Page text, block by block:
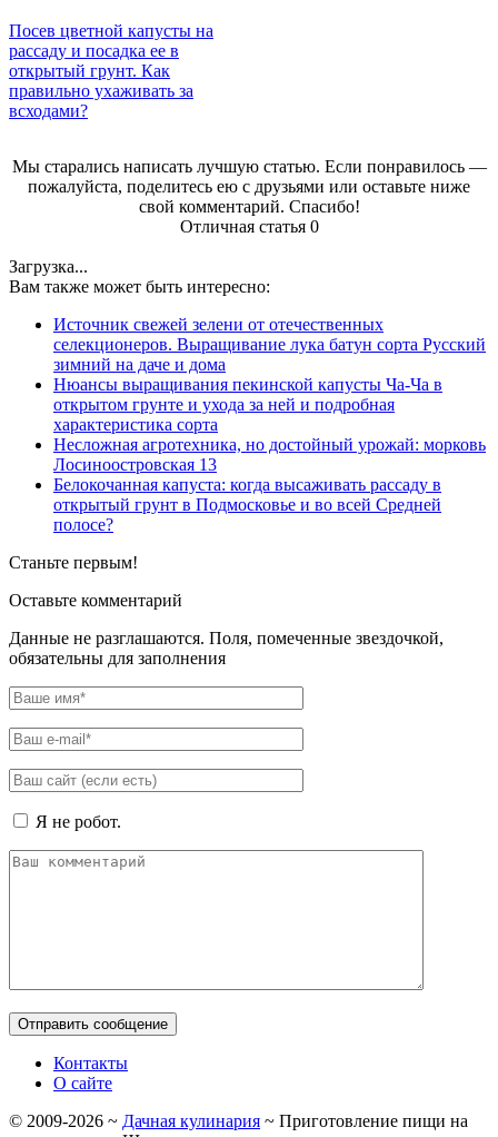
Посев цветной капусты на
рассаду и посадка ее в
открытый грунт. Как
правильно ухаживать за
всходами?
Мы старались написать лучшую статью. Если понравилось —
пожалуйста, поделитесь ею с друзьями или оставьте ниже
свой комментарий. Спасибо!
Отличная статья 0
Загрузка...
Вам также может быть интересно:
Источник свежей зелени от отечественных
селекционеров. Выращивание лука батун сорта Русский
зимний на даче и дома
Нюансы выращивания пекинской капусты Ча-Ча в
открытом грунте и ухода за ней и подробная
характеристика сорта
Несложная агротехника, но достойный урожай: морковь
Лосиноостровская 13
Белокочанная капуста: когда высаживать рассаду в
открытый грунт в Подмосковье и во всей Средней
полосе?
Станьте первым!
Оставьте комментарий
Данные не разглашаются. Поля, помеченные звездочкой,
обязательны для заполнения
Я не робот.
Контакты
О сайте
© 2009-2026 ~ Дачная кулинария ~ Приготовление пищи на